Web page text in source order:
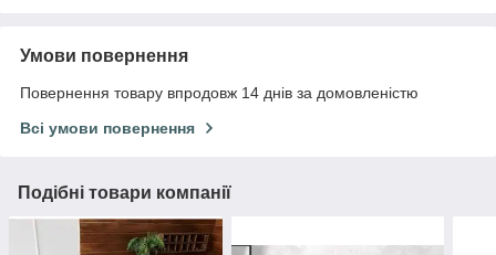
Умови повернення
Повернення товару впродовж 14 днів за домовленістю
Всі умови повернення
Подібні товари компанії